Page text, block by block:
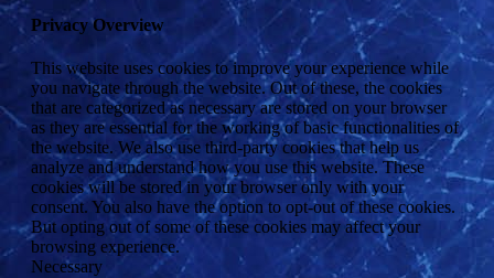
Privacy Overview
This website uses cookies to improve your experience while
you navigate through the website. Out of these, the cookies
that are categorized as necessary are stored on your browser
as they are essential for the working of basic functionalities of
the website. We also use third-party cookies that help us
analyze and understand how you use this website. These
cookies will be stored in your browser only with your
consent. You also have the option to opt-out of these cookies.
But opting out of some of these cookies may affect your
browsing experience.
Necessary